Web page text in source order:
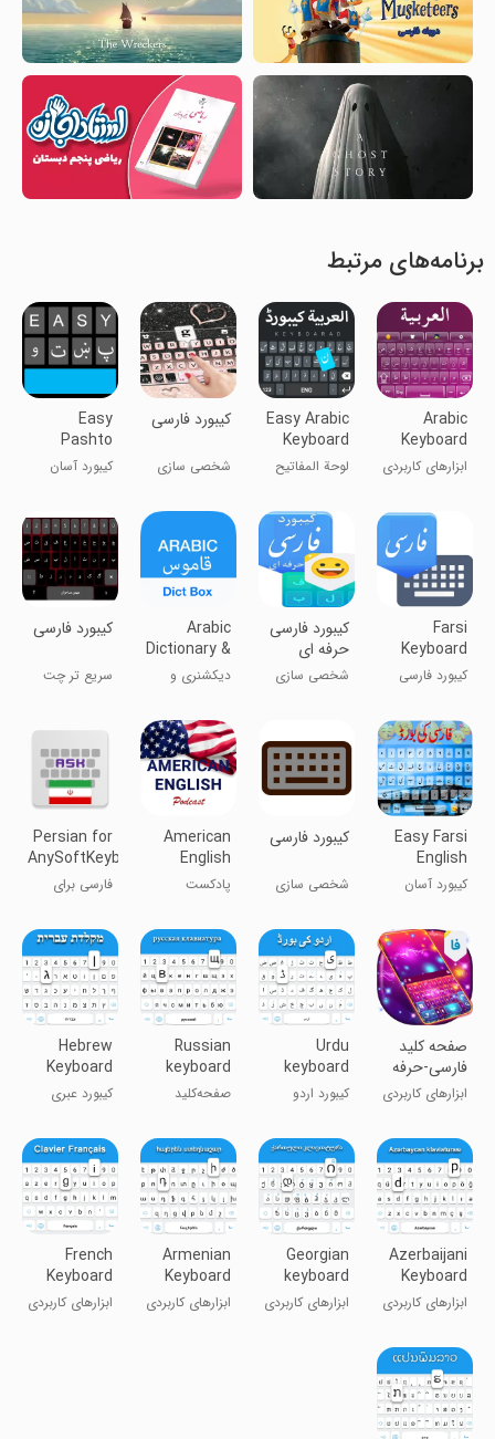
برنامه‌های مرتبط
Arabic
Keyboard
ابزارهای کاربردی
Easy Arabic
Keyboard
لوحة المفاتیح
Arabic
Keyboard
2018
کیبورد فارسی
شخصی سازی
Easy
Pashto
Keyboard
-پښتو
کیبورد آسان
Farsi
Keyboard
کیبورد فارسی
کیبورد فارسی
حرفه ای
شخصی سازی
Arabic
Dictionary &
Translator
دیکشنری و
کیبورد فارسی
سریع تر چت
Easy Farsi
English
keyboard
کیبورد آسان
‏‏‏کیبورد فارسی
شخصی سازی
American
English
Podcast
پادکست
آمریکایی
Persian for
AnySoftKeyboard
فارسی برای
صفحه کلید
فارسی-حرفه
ای
ابزارهای کاربردی
Urdu
keyboard
کیبورد اردو
Russian
keyboard
صفحه‌کلید
Hebrew
Keyboard
کیبورد عبری
Azerbaijani
Keyboard
ابزارهای کاربردی
Georgian
keyboard
ابزارهای کاربردی
Armenian
Keyboard
ابزارهای کاربردی
French
Keyboard
ابزارهای کاربردی